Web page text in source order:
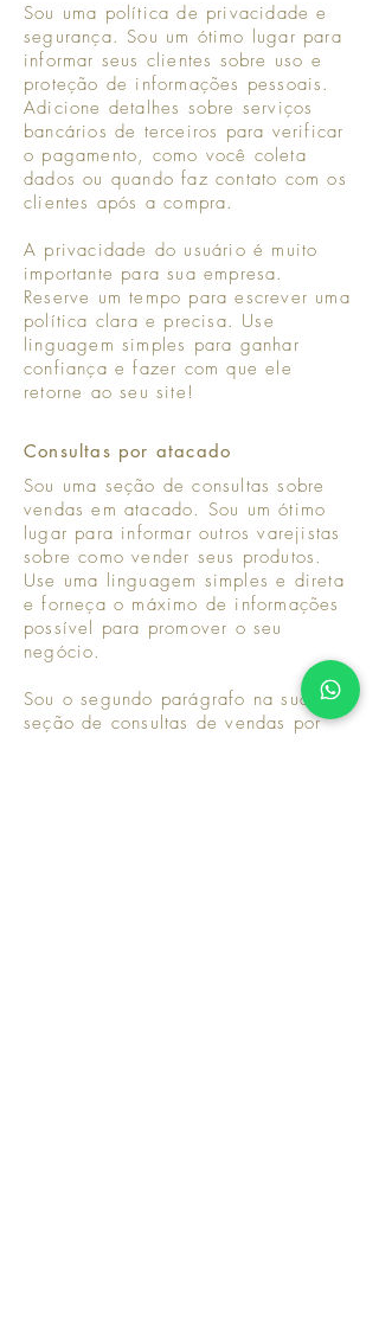
Sou uma política de privacidade e
segurança. Sou um ótimo lugar para
informar seus clientes sobre uso e
proteção de informações pessoais.
Adicione detalhes sobre serviços
bancários de terceiros para verificar
o pagamento, como você coleta
dados ou quando faz contato com os
clientes após a compra.
A privacidade do usuário é muito
importante para sua empresa.
Reserve um tempo para escrever uma
política clara e precisa. Use
linguagem simples para ganhar
confiança e fazer com que ele
retorne ao seu site!
Consultas por atacado
Sou uma seção de consultas sobre
vendas em atacado. Sou um ótimo
lugar para informar outros varejistas
sobre como vender seus produtos.
Use uma linguagem simples e direta
e forneça o máximo de informações
possível para promover o seu
negócio.
Sou o segundo parágrafo na sua
seção de consultas de vendas por